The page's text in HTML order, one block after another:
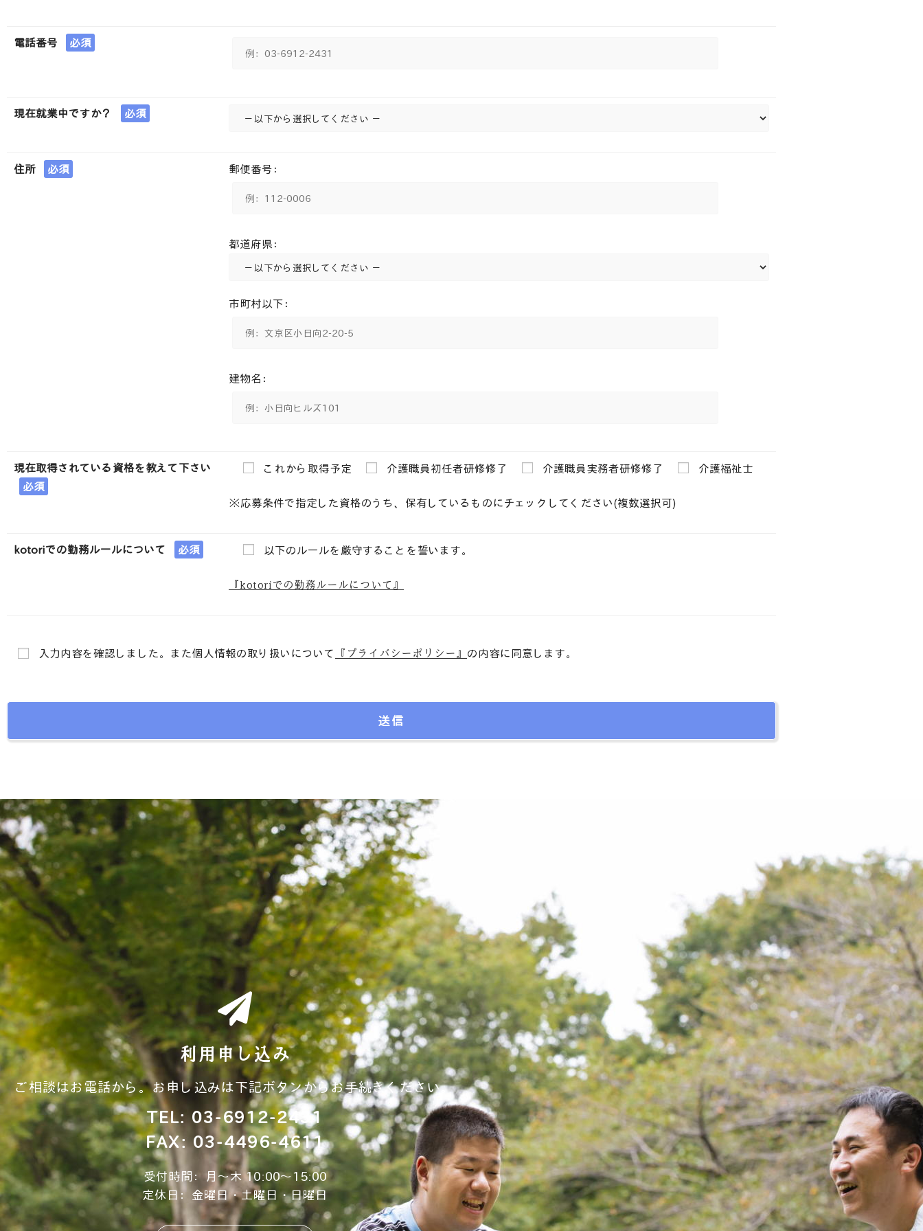
電話番号 必須
現在就業中ですか？ 必須
住所 必須 郵便番号：
都道府県：
市町村以下：
建物名：
現在取得されている資格を教えて下さい
必須
これから取得予定 介護職員初任者研修修了 介護職員実務者研修修了 介護福祉士
※応募条件で指定した資格のうち、保有しているものにチェックしてください(複数選択可)
kotoriでの勤務ルールについて 必須 以下のルールを厳守することを誓います。
『kotoriでの勤務ルールについて』
入力内容を確認しました。また個人情報の取り扱いについて 『プライバシーポリシー』 の内容に同意します。
利用申し込み
ご相談はお電話から。お申し込みは下記ボタンからお手続きください。
TEL: 03-6912-2431
FAX: 03-4496-4611
受付時間：月～木 10:00～15:00
定休日：金曜日・土曜日・日曜日